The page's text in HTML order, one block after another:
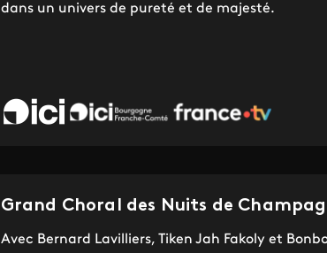
dans un univers de pureté et de majesté.
Grand Choral des Nuits de
Avec Bernard Lavilliers, Tiken Jah Fakoly et